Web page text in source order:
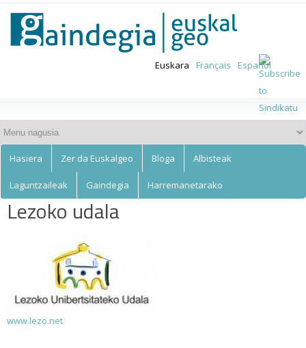
main
content
Euskalgeo
Euskara Français Español
Hasiera Zer da Euskalgeo Bloga Albisteak
Laguntzaileak Gaindegia Harremanetarako
Lezoko udala
www.lezo.net